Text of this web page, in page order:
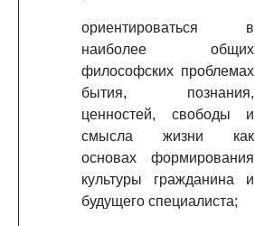
ориентироваться в
наиболее общих
философских проблемах
бытия, познания,
ценностей, свободы и
смысла жизни как
основах формирования
культуры гражданина и
будущего специалиста;